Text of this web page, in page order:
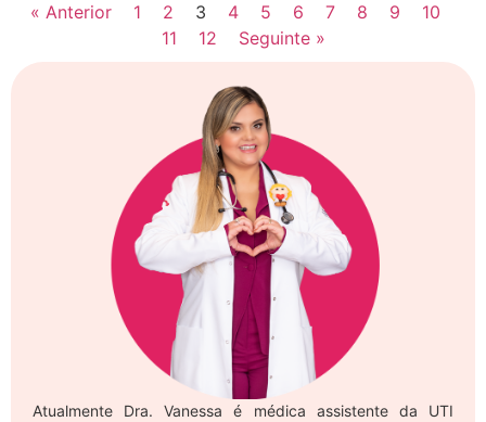
« Anterior 1 2 3 4 5 6 7 8 9
10
11
12 Seguinte »
Atualmente Dra. Vanessa é médica assistente da UTI